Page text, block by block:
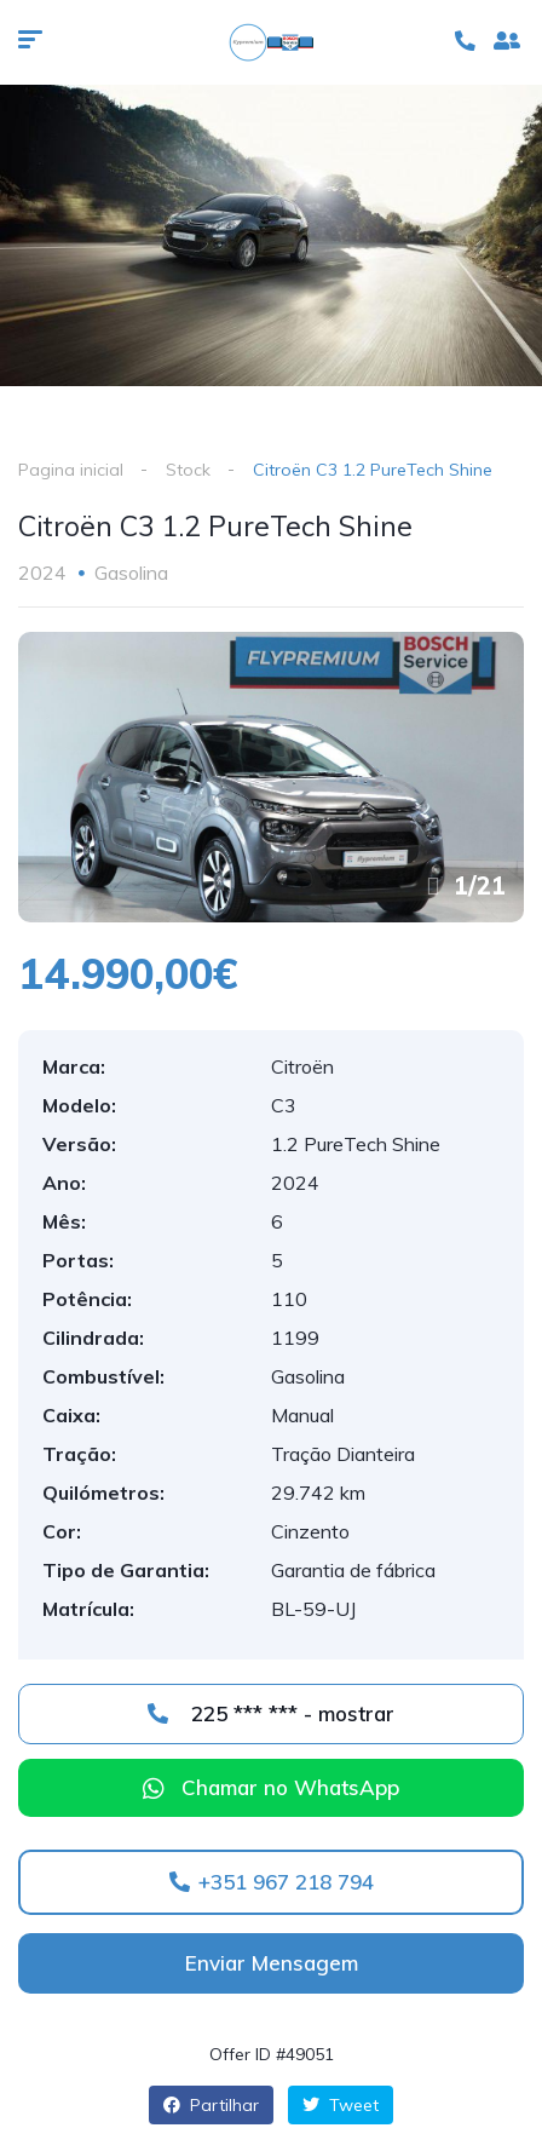
Pagina inicial Stock Citroën C3 1.2 PureTech Shine
Citroën C3 1.2 PureTech Shine
2024 Gasolina
1/21
14.990,00€
Marca:
Citroën
Modelo:
C3
Versão:
1.2 PureTech Shine
Ano:
2024
Mês:
6
Portas:
5
Potência:
110
Cilindrada:
1199
Combustível:
Gasolina
Caixa:
Manual
Tração:
Tração Dianteira
Quilómetros:
29.742 km
Cor:
Cinzento
Tipo de Garantia:
Garantia de fábrica
Matrícula:
BL-59-UJ
225 *** *** - mostrar
Chamar no WhatsApp
+351 967 218 794
Enviar Mensagem
Offer ID #49051
Partilhar Tweet